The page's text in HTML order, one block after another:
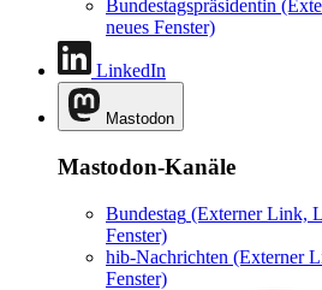
Bundestagspräsidentin
neues Fenster)
LinkedIn
Mastodon
Mastodon-Kanäle
Bundestag (Externer Link,
Fenster)
hib-Nachrichten (Externer
Fenster)